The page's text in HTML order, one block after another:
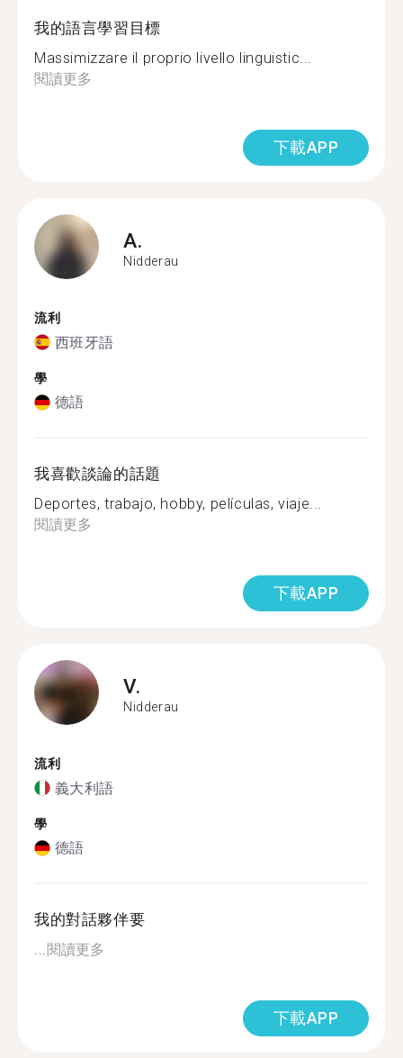
我的語言學習目標
Massimizzare il proprio livello linguistic...
閱讀更多
下載APP
A.
Nidderau
流利
西班牙語
學
德語
我喜歡談論的話題
Deportes, trabajo, hobby, películas, viaje...
閱讀更多
下載APP
V.
Nidderau
流利
義大利語
學
德語
我的對話夥伴要
...閱讀更多
下載APP